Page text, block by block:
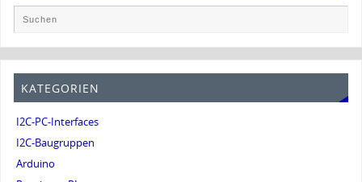
KATEGORIEN
I2C-PC-Interfaces
I2C-Baugruppen
Arduino